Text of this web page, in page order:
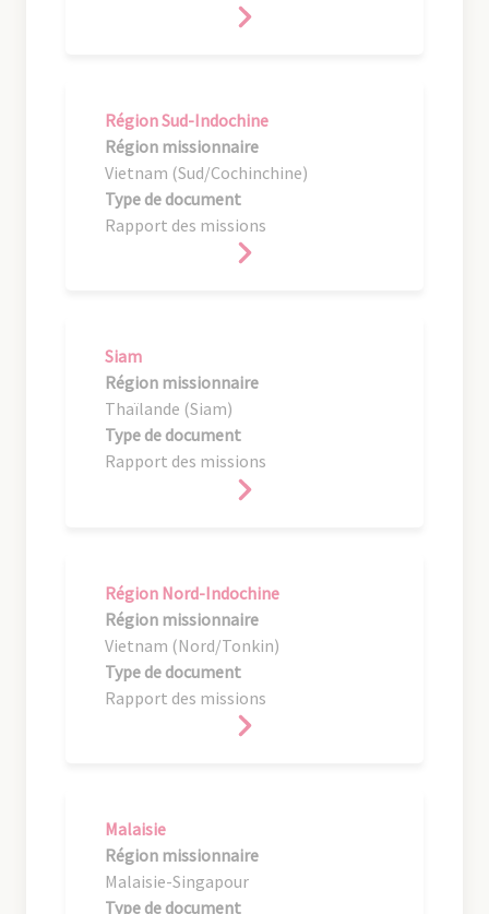
Région Sud-Indochine
Région missionnaire
Vietnam (Sud/Cochinchine)
Type de document
Rapport des missions
Siam
Région missionnaire
Thaïlande (Siam)
Type de document
Rapport des missions
Région Nord-Indochine
Région missionnaire
Vietnam (Nord/Tonkin)
Type de document
Rapport des missions
Malaisie
Région missionnaire
Malaisie-Singapour
Type de document